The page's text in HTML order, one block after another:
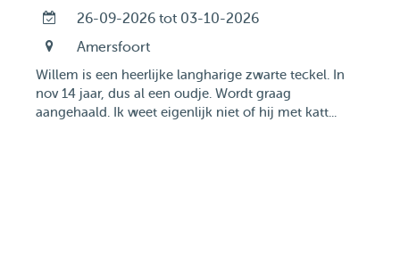
26-09-2026 tot 03-10-2026
Amersfoort
Willem is een heerlijke langharige zwarte teckel. In
nov 14 jaar, dus al een oudje. Wordt graag
aangehaald. Ik weet eigenlijk niet of hij met katt...